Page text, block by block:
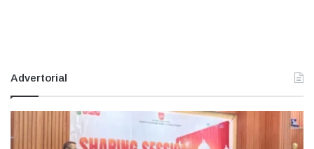
Advertorial